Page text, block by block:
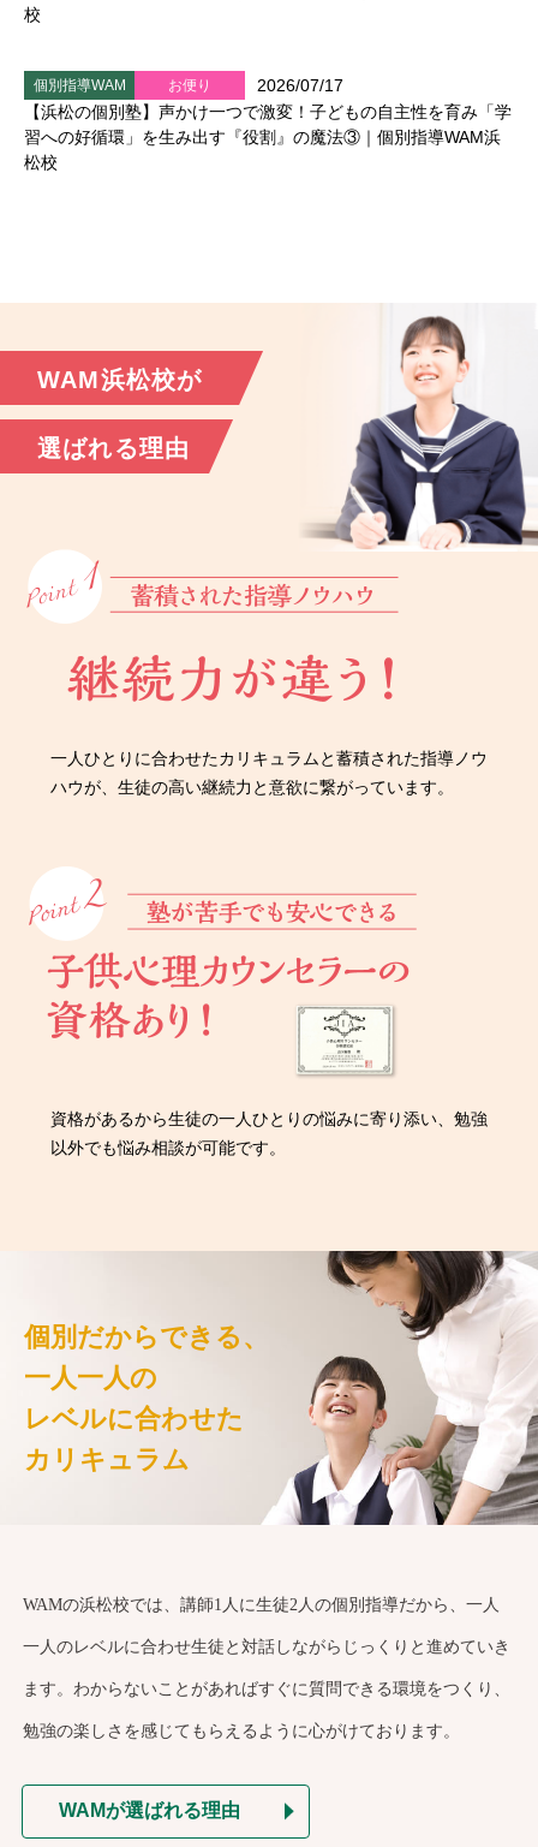
校
個別指導WAM お便り
2026/07/17
【浜松の個別塾】声かけ一つで激変！子どもの自主性を育み「学
習への好循環」を生み出す『役割』の魔法③｜個別指導WAM浜
松校
WAM浜松校が
選ばれる理由
一人ひとりに合わせたカリキュラムと蓄積された指導ノウ
ハウが、生徒の高い継続力と意欲に繋がっています。
資格があるから生徒の一人ひとりの悩みに寄り添い、勉強
以外でも悩み相談が可能です。
個別だからできる、
一人一人の
レベルに合わせた
カリキュラム
WAMの浜松校では、講師1人に生徒2人の個別指導だから、一人
一人のレベルに合わせ生徒と対話しながらじっくりと進めていき
ます。わからないことがあればすぐに質問できる環境をつくり、
勉強の楽しさを感じてもらえるように心がけております。
WAMが選ばれる理由